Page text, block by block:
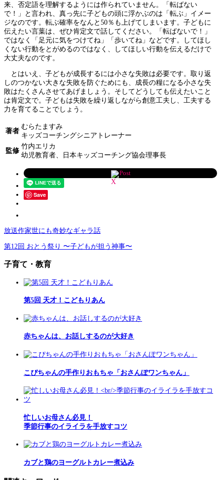
来、否定語を理解するようには作られていません。「転ばない
で！」と言われ、真っ先に子どもの頭に浮かぶのは「転ぶ」イメー
ジなのです。転ぶ確率をなんと50％も上げてしまいます。子どもに
伝えたい言葉は、ぜひ肯定文で話してください。「転ばないで！」
ではなく「足元に気をつけてね」「歩いてね」などです。してほし
くない行動をとがめるのではなく、してほしい行動を伝えるだけで
大丈夫なのです。
とはいえ、子どもが成長するには小さな失敗は必要です。取り返
しのつかない大きな失敗を防ぐためにも、成長の糧になる小さな失
敗はたくさんさせてあげましょう。そしてどうしても伝えたいこと
は肯定文で。子どもは失敗を繰り返しながら創意工夫し、工夫する
力を育てることでしょう。
著者
むらたますみ
キッズコーチングシニアトレーナー
監修
竹内エリカ
幼児教育者、日本キッズコーチング協会理事長
Post
Save
放送作家世にも奇妙なギャラ話
第12回 おとう祭り 〜子どもが担う神事〜
子育て・教育
第5回 天才！こどもりあん
赤ちゃんは、お話しするのが大好き
こぴちゃんの手作りおもちゃ「おさんぽワンちゃん」
忙しいお母さん必見！
季節行事のイライラを手放すコツ
カブと鶏のヨーグルトカレー煮込み